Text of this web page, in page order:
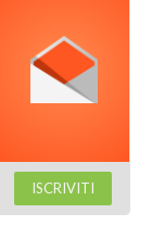
ISCRIVITI